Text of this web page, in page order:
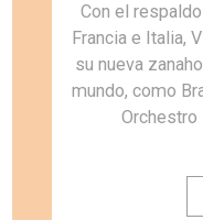
Con el
Francia e Italia,
su nueva
mundo, como
Orchestro